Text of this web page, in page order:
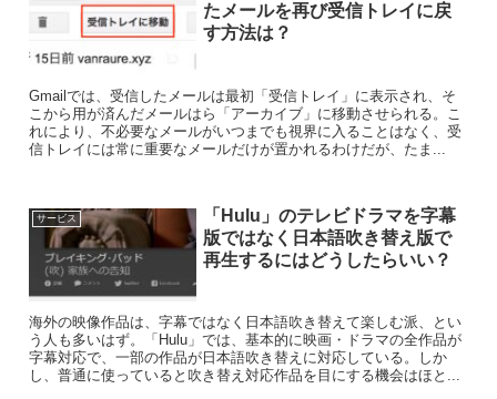
たメールを再び受信トレイに戻
す方法は？
Gmailでは、受信したメールは最初「受信トレイ」に表示され、そ
こから用が済んだメールはら「アーカイブ」に移動させられる。こ
れにより、不必要なメールがいつまでも視界に入ることはなく、受
信トレイには常に重要なメールだけが置かれるわけだが、たま...
サービス
「Hulu」のテレビドラマを字幕
版ではなく日本語吹き替え版で
再生するにはどうしたらいい？
海外の映像作品は、字幕ではなく日本語吹き替えて楽しむ派、とい
う人も多いはず。「Hulu」では、基本的に映画・ドラマの全作品が
字幕対応で、一部の作品が日本語吹き替えに対応している。しか
し、普通に使っていると吹き替え対応作品を目にする機会はほと...